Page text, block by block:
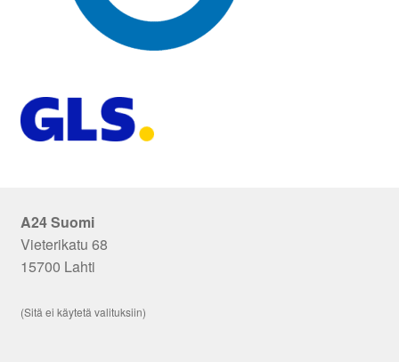
A24 Suomi
Vieterikatu 68
15700 Lahti
(Sitä ei käytetä valituksiin)